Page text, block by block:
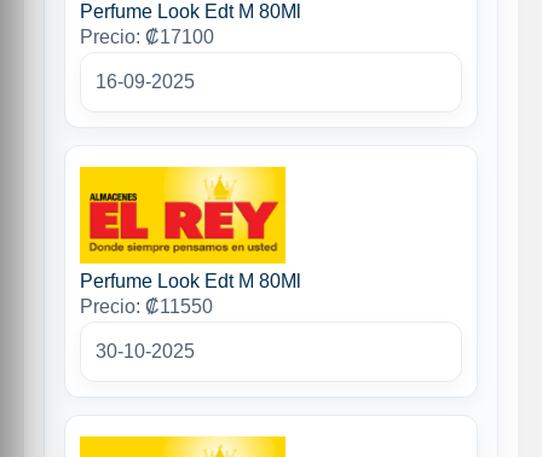
Perfume Look Edt M 80Ml
Precio: ₡17100
16-09-2025
Perfume Look Edt M 80Ml
Precio: ₡11550
30-10-2025